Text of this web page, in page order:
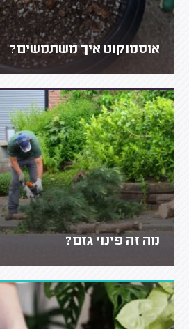
אוסמוקוט איך משתמשים?
מה זה פינוי גזם?